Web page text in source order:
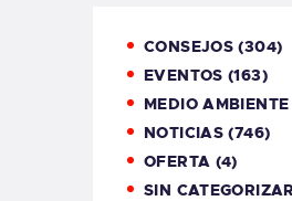
CONSEJOS (304)
EVENTOS (163)
MEDIO AMBIENTE
NOTICIAS (746)
OFERTA (4)
SIN CATEGORIZAR